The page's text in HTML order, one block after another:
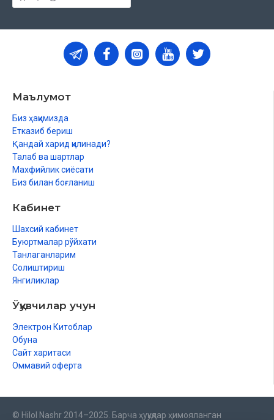
Маълумот
Биз ҳақимизда
Етказиб бериш
Қандай харид қилинади?
Талаб ва шартлар
Махфийлик сиёсати
Биз билан боғланиш
Кабинет
Шахсий кабинет
Буюртмалар рўйхати
Танлаганларим
Солиштириш
Янгиликлар
Ўқувчилар учун
Электрон Китоблар
Обуна
Сайт харитаси
Оммавий оферта
© Hilol Nashr 2014–2025. Барча ҳуқуқлар ҳимояланган